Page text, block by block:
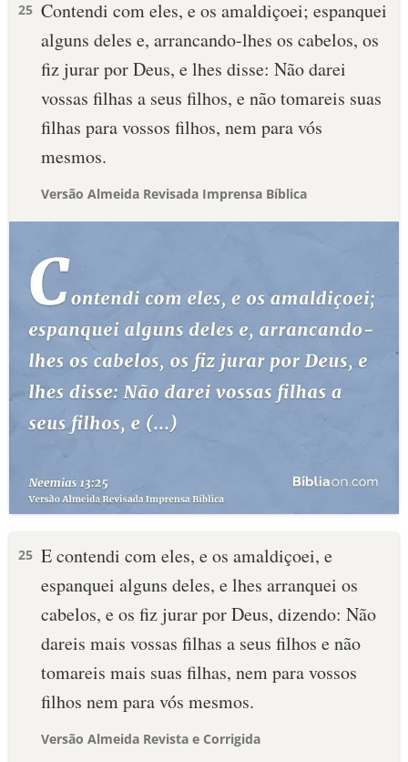
25 Contendi com eles, e os amaldiçoei; espanquei
alguns deles e, arrancando-lhes os cabelos, os
fiz jurar por Deus, e lhes disse: Não darei
vossas filhas a seus filhos, e não tomareis suas
filhas para vossos filhos, nem para vós
mesmos.
Versão Almeida Revisada Imprensa Bíblica
25 E contendi com eles, e os amaldiçoei, e
espanquei alguns deles, e lhes arranquei os
cabelos, e os fiz jurar por Deus, dizendo: Não
dareis mais vossas filhas a seus filhos e não
tomareis mais suas filhas, nem para vossos
filhos nem para vós mesmos.
Versão Almeida Revista e Corrigida